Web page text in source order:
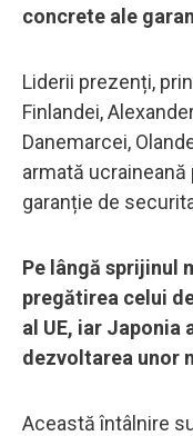
concrete ale
Liderii prezenți,
Finlandei,
Danemarcei,
armată
garanție de
Pe lângă sprijinul
pregătirea celui
al UE, iar Japonia
dezvoltarea unor
Această întâlnire